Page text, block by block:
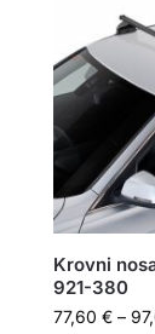
Krovni
921-380
77,60€ –